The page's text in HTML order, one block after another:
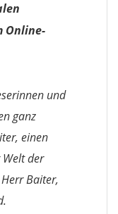
Online-
und
ganz
einen
der
Baiter,